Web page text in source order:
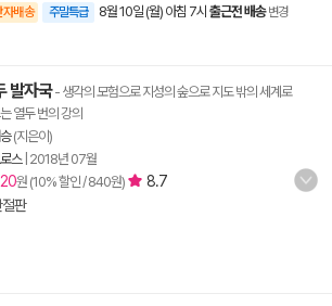
자배송 주말특급 8월 10일 (월) 아침 7시 출근전 배송 변경
발자국- 생각의 모험으로 지성의 숲으로 지도 밖의 세계로
열두 번의 강의
(지은이)
스| 2018년 07월
원 (10% 할인 / 840원)
8.7
판